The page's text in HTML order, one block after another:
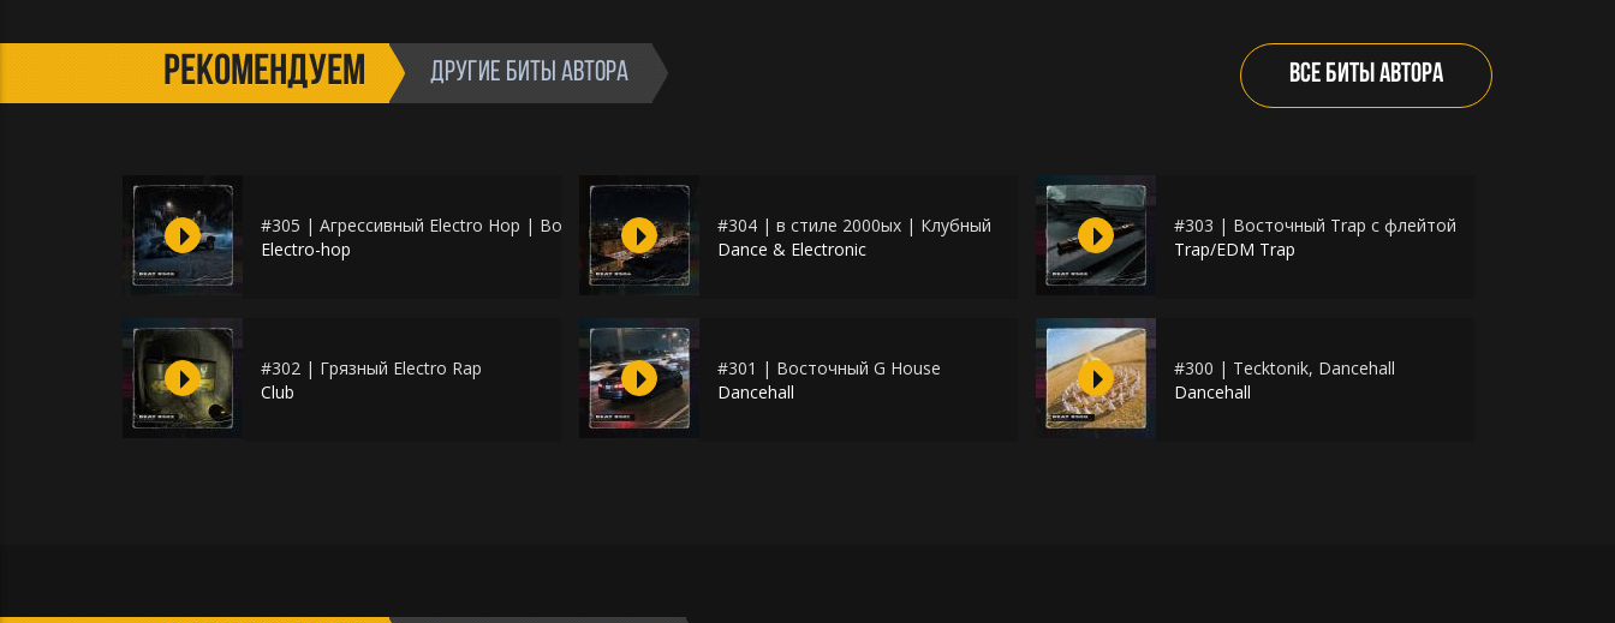
РЕКОМЕНДУЕМ ДРУГИЕ БИТЫ АВТОРА ВСЕ БИТЫ АВТОРА
#305 | Агрессивный Electro Hop | Восточный
Electro-hop
#304 | в стиле 2000ых | Клубный
Dance & Electronic
#303 | Восточный Trap с флейтой
Trap/EDM Trap
#302 | Грязный Electro Rap
Club
#301 | Восточный G House
Dancehall
#300 | Tecktonik, Dancehall
Dancehall